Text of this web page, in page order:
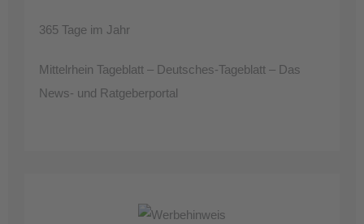
365 Tage im Jahr
Mittelrhein Tageblatt – Deutsches-Tageblatt – Das
News- und Ratgeberportal